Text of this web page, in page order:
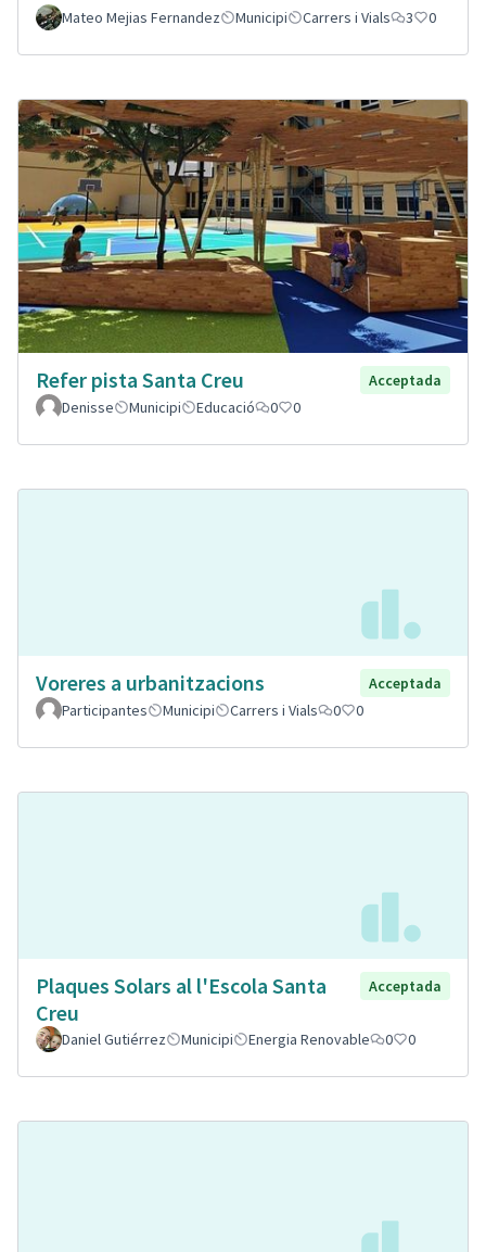
Mateo Mejias Fernandez Municipi Carrers i Vials 3 0
Refer pista Santa Creu
Acceptada
Denisse
Municipi Educació 0 0
Voreres a urbanitzacions
Acceptada
Participantes
Municipi Carrers i Vials 0 0
Plaques Solars al l'Escola Santa
Creu
Acceptada
Daniel Gutiérrez Municipi Energia Renovable 0 0